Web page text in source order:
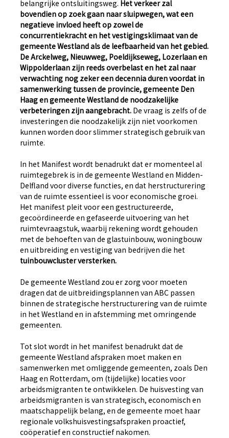
belangrijke ontsluitingsweg. Het verkeer zal
bovendien op zoek gaan naar sluipwegen, wat een
negatieve invloed heeft op zowel de
concurrentiekracht en het vestigingsklimaat van de
gemeente Westland als de leefbaarheid van het gebied.
De Arckelweg, Nieuwweg, Poeldijkseweg, Lozerlaan en
Wippolderlaan zijn reeds overbelast en het zal naar
verwachting nog zeker een decennia duren voordat in
samenwerking tussen de provincie, gemeente Den
Haag en gemeente Westland de noodzakelijke
verbeteringen zijn aangebracht. De vraag is zelfs of de
investeringen die noodzakelijk zijn niet voorkomen
kunnen worden door slimmer strategisch gebruik van
ruimte.
In het Manifest wordt benadrukt dat er momenteel al
ruimtegebrek is in de gemeente Westland en Midden-
Delfland voor diverse functies, en dat herstructurering
van de ruimte essentieel is voor economische groei.
Het manifest pleit voor een gestructureerde,
gecoördineerde en gefaseerde uitvoering van het
ruimtevraagstuk, waarbij rekening wordt gehouden
met de behoeften van de glastuinbouw, woningbouw
en uitbreiding en vestiging van bedrijven die het
tuinbouwcluster versterken.
De gemeente Westland zou er zorg voor moeten
dragen dat de uitbreidingsplannen van ABC passen
binnen de strategische herstructurering van de ruimte
in het Westland en in afstemming met omringende
gemeenten.
Tot slot wordt in het manifest benadrukt dat de
gemeente Westland afspraken moet maken en
samenwerken met omliggende gemeenten, zoals Den
Haag en Rotterdam, om (tijdelijke) locaties voor
arbeidsmigranten te ontwikkelen. De huisvesting van
arbeidsmigranten is van strategisch, economisch en
maatschappelijk belang, en de gemeente moet haar
regionale volkshuisvestingsafspraken proactief,
coöperatief en constructief nakomen.